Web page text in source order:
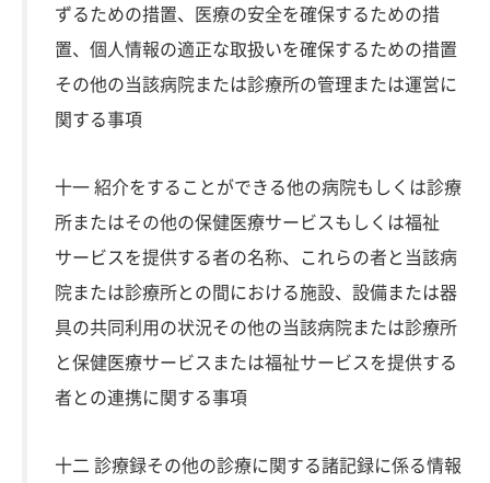
ずるための措置、医療の安全を確保するための措
置、個人情報の適正な取扱いを確保するための措置
その他の当該病院または診療所の管理または運営に
関する事項
十一 紹介をすることができる他の病院もしくは診療
所またはその他の保健医療サービスもしくは福祉
サービスを提供する者の名称、これらの者と当該病
院または診療所との間における施設、設備または器
具の共同利用の状況その他の当該病院または診療所
と保健医療サービスまたは福祉サービスを提供する
者との連携に関する事項
十二 診療録その他の診療に関する諸記録に係る情報